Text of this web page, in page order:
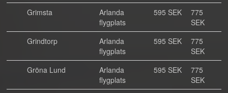
Grimsta
Arlanda
flygplats
595 SEK
775
SEK
Grindtorp
Arlanda
flygplats
595 SEK
775
SEK
Gröna Lund
Arlanda
flygplats
595 SEK
775
SEK